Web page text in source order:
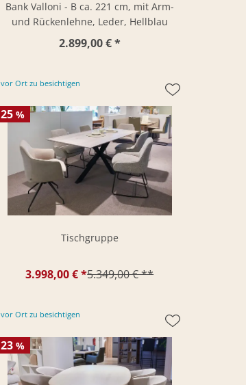
Bank Valloni - B ca. 221 cm, mit Arm-
und Rückenlehne, Leder, Hellblau
2.899,00 € *
vor Ort zu besichtigen
25 %
Tischgruppe
3.998,00 € *5.349,00 € **
vor Ort zu besichtigen
23 %